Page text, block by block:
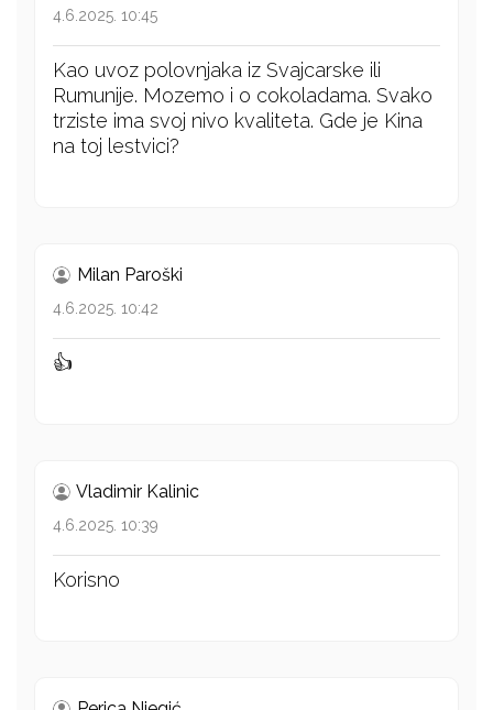
4.6.2025. 10:45
Kao uvoz polovnjaka iz Svajcarske ili
Rumunije. Mozemo i o cokoladama. Svako
trziste ima svoj nivo kvaliteta. Gde je Kina
na toj lestvici?
Milan Paroški
4.6.2025. 10:42
👍
Vladimir Kalinic
4.6.2025. 10:39
Korisno